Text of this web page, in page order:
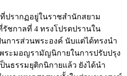
ปรากฏอยู่ในราชสำนักสยาม
ชกาลที่ 4 ทรงโปรดปรานใน
การส่วนพระองค์ นับแต่ได้ทรงนำ
ะมอญรามัญนิกายในการปรับปรุง